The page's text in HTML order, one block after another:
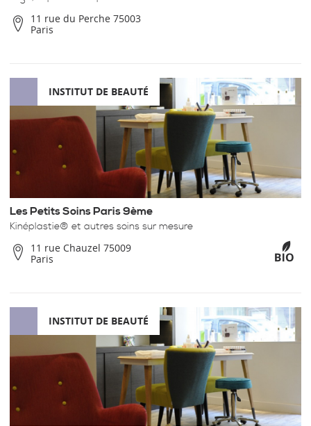
11 rue du Perche 75003
Paris
INSTITUT DE BEAUTÉ
Les Petits Soins Paris 9ème
Kinéplastie® et autres soins sur mesure
11 rue Chauzel 75009
Paris
INSTITUT DE BEAUTÉ